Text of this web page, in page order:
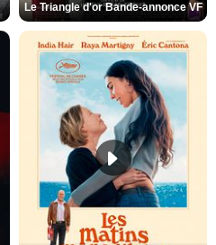
Le Triangle d'or Bande-annonce VF